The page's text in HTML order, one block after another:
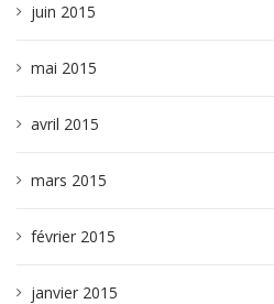
juin 2015
mai 2015
avril 2015
mars 2015
février 2015
janvier 2015